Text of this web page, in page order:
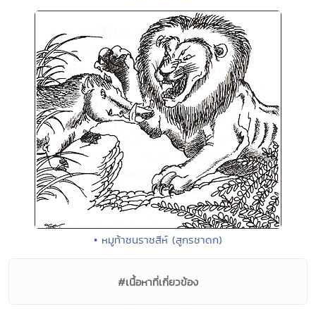
• หมูท้าชนราชสีห์ (สูกรชาดก)
#เนื้อหาที่เกี่ยวข้อง